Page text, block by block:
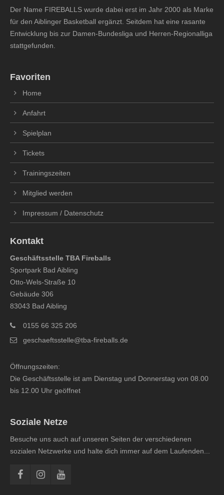
Der Name FIREBALLS wurde dabei erst im Jahr 2000 als Marke
für den Aiblinger Basketball ergänzt. Seitdem hat eine rasante
Entwicklung bis zur Damen-Bundesliga und Herren-Regionalliga
stattgefunden.
Favoriten
Home
Anfahrt
Spielplan
Tickets
Trainingszeiten
Mitglied werden
Impressum / Datenschutz
Kontakt
Geschäftsstelle TBA Fireballs
Sportpark Bad Aibling
Otto-Wels-Straße 10
Gebäude 306
83043 Bad Aibling
0155 66 325 206
geschaeftsstelle@tba-fireballs.de
Öffnungszeiten:
Die Geschäftsstelle ist am Dienstag und Donnerstag von 08.00
bis 12.00 Uhr geöffnet
Soziale Netze
Besuche uns auch auf unseren Seiten der verschiedenen
sozialen Netzwerke und halte dich immer auf dem Laufenden...